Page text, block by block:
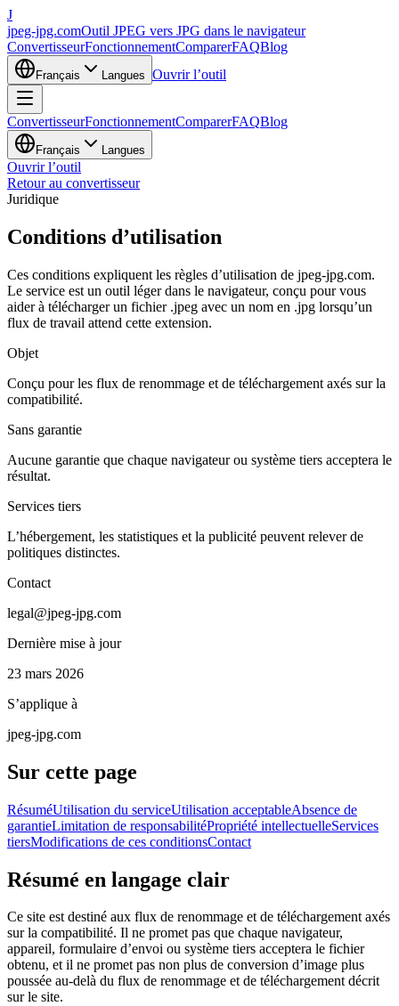
J
jpeg-jpg.comOutil JPEG vers JPG dans le navigateur
ConvertisseurFonctionnementComparerFAQBlog
Français Langues Ouvrir l’outil
ConvertisseurFonctionnementComparerFAQBlog
Français Langues
Ouvrir l’outil
Retour au convertisseur
Juridique
Conditions d’utilisation
Ces conditions expliquent les règles d’utilisation de jpeg-jpg.com.
Le service est un outil léger dans le navigateur, conçu pour vous
aider à télécharger un fichier .jpeg avec un nom en .jpg lorsqu’un
flux de travail attend cette extension.
Objet
Conçu pour les flux de renommage et de téléchargement axés sur la
compatibilité.
Sans garantie
Aucune garantie que chaque navigateur ou système tiers acceptera le
résultat.
Services tiers
L’hébergement, les statistiques et la publicité peuvent relever de
politiques distinctes.
Contact
legal@jpeg-jpg.com
Dernière mise à jour
23 mars 2026
S’applique à
jpeg-jpg.com
Sur cette page
RésuméUtilisation du serviceUtilisation acceptableAbsence de
garantieLimitation de responsabilitéPropriété intellectuelleServices
tiersModifications de ces conditionsContact
Résumé en langage clair
Ce site est destiné aux flux de renommage et de téléchargement axés
sur la compatibilité. Il ne promet pas que chaque navigateur,
appareil, formulaire d’envoi ou système tiers acceptera le fichier
obtenu, et il ne promet pas non plus de conversion d’image plus
poussée au-delà du flux de renommage et de téléchargement décrit
sur le site.